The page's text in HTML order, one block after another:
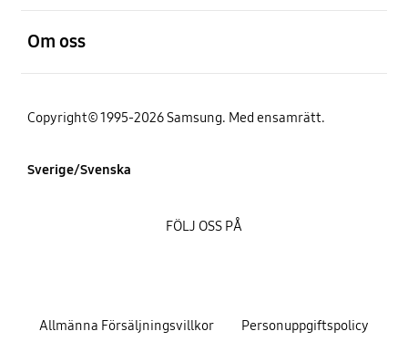
Om oss
Copyright© 1995-2026 Samsung. Med ensamrätt.
Sverige/Svenska
Allmänna Försäljningsvillkor Personuppgiftspolicy
FÖLJ OSS PÅ